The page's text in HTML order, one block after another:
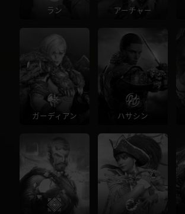
ラン アーチャー
ガーディアン ハサシン